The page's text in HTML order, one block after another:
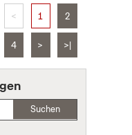
< 1 2
4 > >|
Suchen